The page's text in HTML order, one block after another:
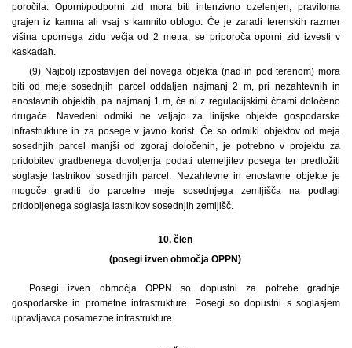
poročila. Oporni/podporni zid mora biti intenzivno ozelenjen, praviloma
grajen iz kamna ali vsaj s kamnito oblogo. Če je zaradi terenskih razmer
višina opornega zidu večja od 2 metra, se priporoča oporni zid izvesti v
kaskadah.
(9) Najbolj izpostavljen del novega objekta (nad in pod terenom) mora
biti od meje sosednjih parcel oddaljen najmanj 2 m, pri nezahtevnih in
enostavnih objektih, pa najmanj 1 m, če ni z regulacijskimi črtami določeno
drugače. Navedeni odmiki ne veljajo za linijske objekte gospodarske
infrastrukture in za posege v javno korist. Če so odmiki objektov od meja
sosednjih parcel manjši od zgoraj določenih, je potrebno v projektu za
pridobitev gradbenega dovoljenja podati utemeljitev posega ter predložiti
soglasje lastnikov sosednjih parcel. Nezahtevne in enostavne objekte je
mogoče graditi do parcelne meje sosednjega zemljišča na podlagi
pridobljenega soglasja lastnikov sosednjih zemljišč.
10. člen
(posegi izven območja OPPN)
Posegi izven območja OPPN so dopustni za potrebe gradnje
gospodarske in prometne infrastrukture. Posegi so dopustni s soglasjem
upravljavca posamezne infrastrukture.